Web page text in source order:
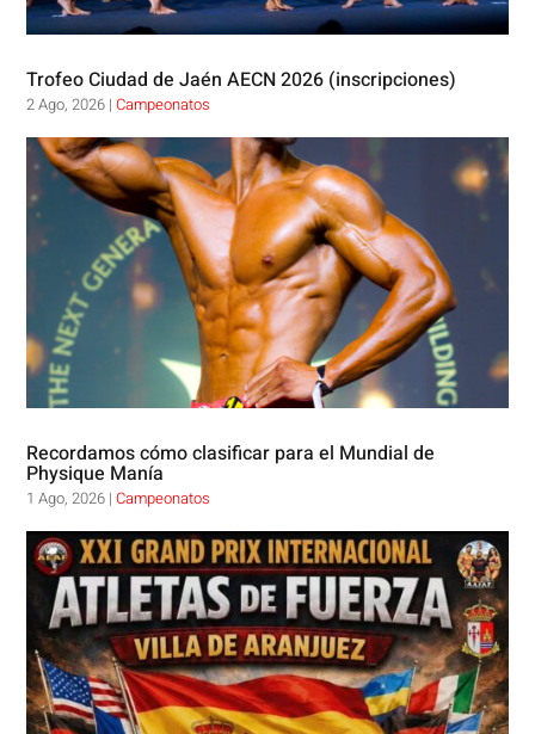
Trofeo Ciudad de Jaén AECN 2026 (inscripciones)
2 Ago, 2026 |Campeonatos
Recordamos cómo clasificar para el Mundial de
Physique Manía
1 Ago, 2026 |Campeonatos